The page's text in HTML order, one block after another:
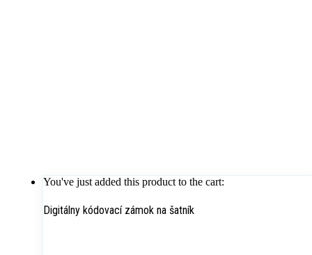
You've just added this product to the cart:
Digitálny kódovací zámok na šatník